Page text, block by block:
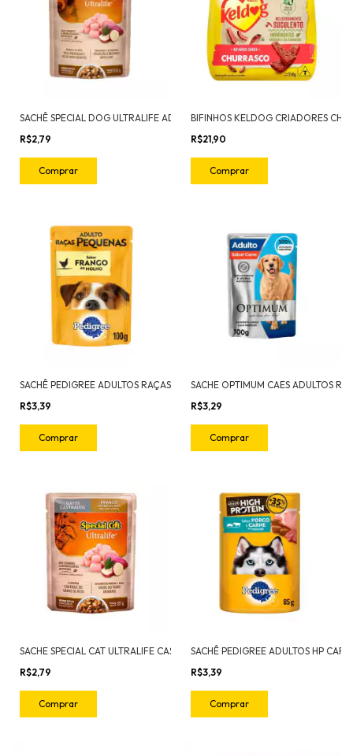
SACHÊ SPECIAL DOG ULTRALIFE ADULTO FRANGO 100G
R$2,79
R$21,90
SACHÊ PEDIGREE ADULTOS RAÇAS PEQUENAS FRANGO 100G
R$3,39
R$3,29
SACHE SPECIAL CAT ULTRALIFE CASTRADOS FRANGO 85G
R$2,79
R$3,39